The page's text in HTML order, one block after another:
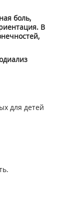
боль,
В
для детей